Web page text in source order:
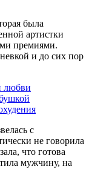
была
артистки
премиями.
и до сих пор
любви
с
не говорила
что готова
мужчину, на